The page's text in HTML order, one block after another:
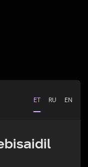
ET RU EN